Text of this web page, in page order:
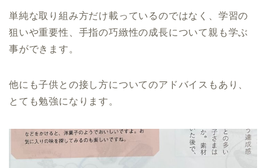
単純な取り組み方だけ載っているのではなく、学習の
狙いや重要性、手指の巧緻性の成長について親も学ぶ
事ができます。
他にも子供との接し方についてのアドバイスもあり、
とても勉強になります。